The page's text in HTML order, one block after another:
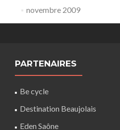
novembre 2009
PARTENAIRES
Be cycle
Destination Beaujolais
Eden Saône